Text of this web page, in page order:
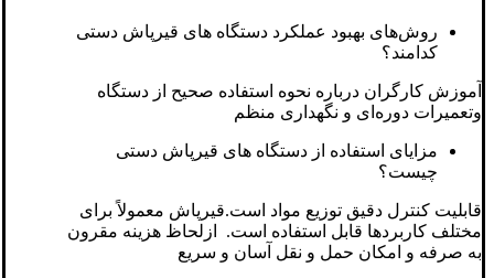
روش‌های بهبود عملکرد دستگاه های قیرپاش دستی
کدامند؟
آموزش کارگران درباره نحوه استفاده صحیح از دستگاه
وتعمیرات دوره‌ای و نگهداری منظم
مزایای استفاده از دستگاه های قیرپاش دستی
چیست؟
قابلیت کنترل دقیق توزیع مواد است.قیرپاش معمولاً برای
مختلف کاربردها قابل استفاده است. ازلحاظ هزینه مقرون
به صرفه و امکان حمل و نقل آسان و سریع